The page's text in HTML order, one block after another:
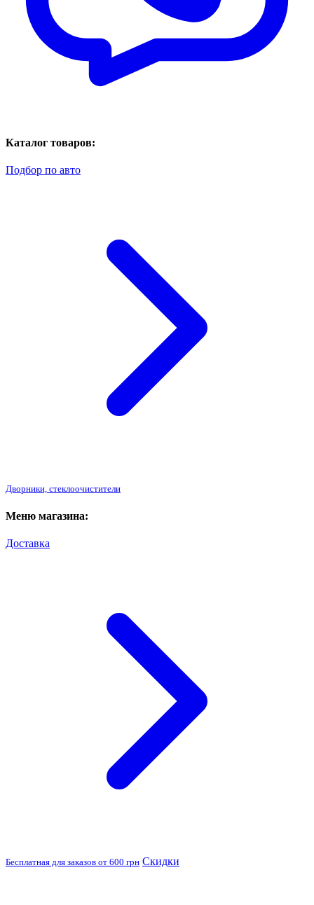
Каталог товаров:
Подбор по авто
Дворники, стеклоочистители
Меню магазина:
Доставка
Бесплатная для заказов от 600 грн Скидки